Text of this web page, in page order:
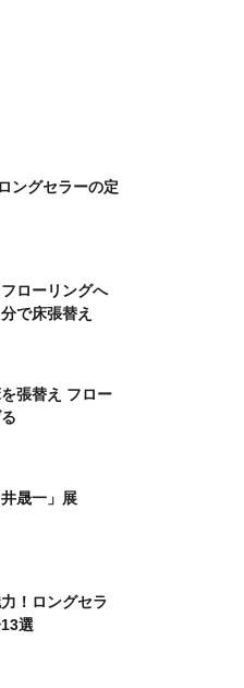
ングセラーの定
ローリングへ
で床張替え
張替え フロー
晟一」展
！ロングセラ
選